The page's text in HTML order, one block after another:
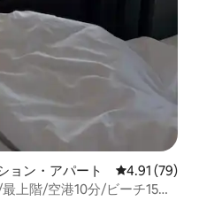
ョン・アパート レビュー79
4.91 (79)
上階/空港10分/ビーチ15分/